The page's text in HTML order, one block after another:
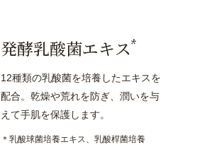
発酵乳酸菌エキス*
12種類の乳酸菌を培養したエキスを
配合。乾燥や荒れを防ぎ、潤いを与
えて手肌を保護します。
＊乳酸球菌培養エキス、乳酸桿菌培養